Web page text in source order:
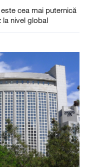
cea mai puternică
la nivel global